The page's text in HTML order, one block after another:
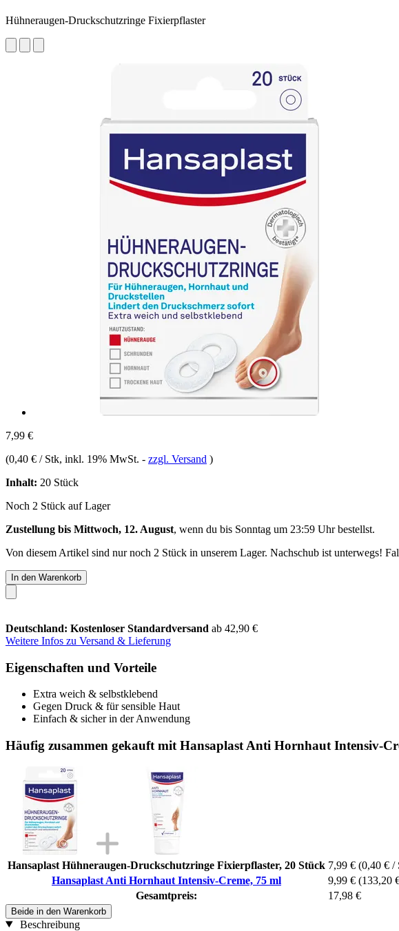
Hühneraugen-Druckschutzringe Fixierpflaster
7,99 €
(0,40 € / Stk, inkl. 19% MwSt. - zzgl. Versand )
Inhalt: 20 Stück
Noch 2 Stück auf Lager
Zustellung bis Mittwoch, 12. August, wenn du bis Sonntag um 23:59 Uhrbestellst.
Von diesem Artikel sind nur noch 2 Stück in unserem Lager. Nachschub ist unterwegs!
In den Warenkorb
Deutschland: Kostenloser Standardversand ab 42,90 €
Weitere Infos zu Versand & Lieferung
Eigenschaften und Vorteile
Extra weich & selbstklebend
Gegen Druck & für sensible Haut
Einfach & sicher in der Anwendung
Häufig zusammen gekauft mit Hansaplast Anti Hornhaut Intensiv-
Hansaplast Hühneraugen-Druckschutzringe Fixierpflaster, 20 Stück 7,99 € (0,40 € /
Hansaplast Anti Hornhaut Intensiv-Creme, 75 ml
9,99 € (133,20
Gesamtpreis:
17,98 €
Beide in den Warenkorb
Beschreibung